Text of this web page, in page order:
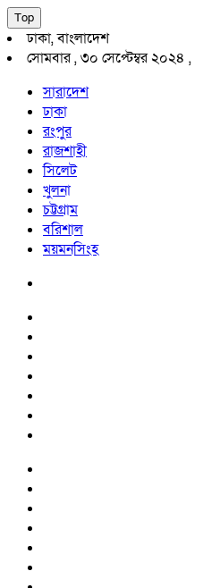
Top
ঢাকা, বাংলাদেশ
সোমবার , ৩০ সেপ্টেম্বর ২০২৪ ,
সারাদেশ
ঢাকা
রংপুর
রাজশাহী
সিলেট
খুলনা
চট্টগ্রাম
বরিশাল
ময়মনসিংহ